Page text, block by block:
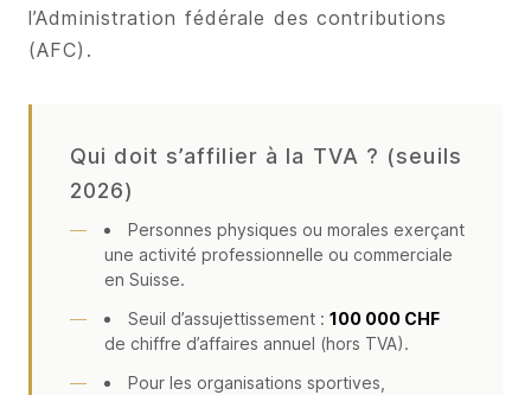
l’Administration fédérale des contributions
(AFC).
Qui doit s’affilier à la TVA ? (seuils
2026)
Personnes physiques ou morales exerçant
une activité professionnelle ou commerciale
en Suisse.
Seuil d’assujettissement : 100 000 CHF
de chiffre d’affaires annuel (hors TVA).
Pour les organisations sportives,